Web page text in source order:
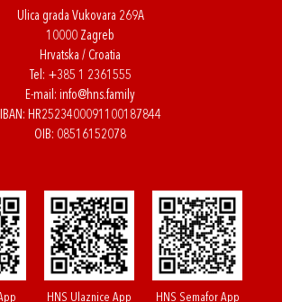
Ulica grada Vukovara 269A
10000 Zagreb
Hrvatska / Croatia
Tel: +385 1 2361555
E-mail: info@hns.family
IBAN: HR2523400091100187844
OIB: 08516152078
HNS Ulaznice App HNS Semafor App